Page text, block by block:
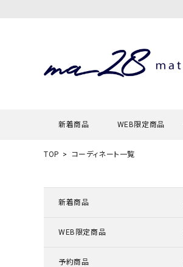
新着商品 WEB限定商品
TOP コーディネート一覧
新着商品
WEB限定商品
予約商品